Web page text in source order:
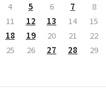
4 5 6 7
8
11 12 13 14
15
18 19 20 21
22
25 26 27 28
29